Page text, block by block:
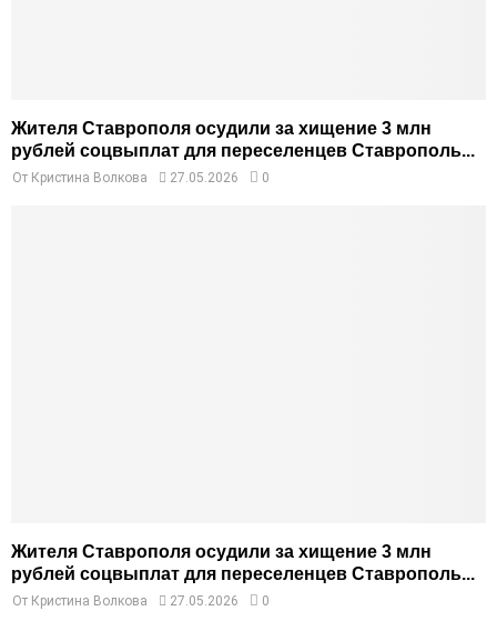
Жителя Ставрополя осудили за хищение 3 млн
рублей соцвыплат для переселенцев Ставрополь...
От Кристина Волкова 27.05.2026 0
Жителя Ставрополя осудили за хищение 3 млн
рублей соцвыплат для переселенцев Ставрополь...
От Кристина Волкова 27.05.2026 0